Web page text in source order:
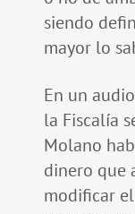
siendo
mayor lo
En un
la Fiscalía
Molano
dinero que
modificar